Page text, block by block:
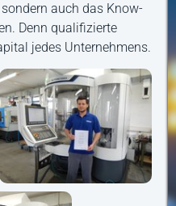
auch das Know-
Denn qualifizierte
jedes Unternehmens.